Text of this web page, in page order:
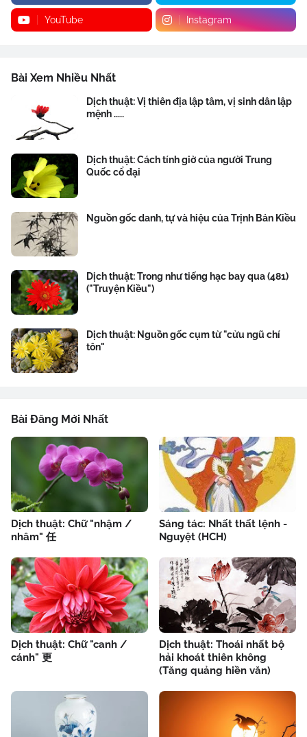
YouTube Instagram
Bài Xem Nhiều Nhất
Dịch thuật: Vị thiên địa lập tâm, vị sinh dân lập
mệnh .....
Dịch thuật: Cách tính giờ của người Trung
Quốc cổ đại
Nguồn gốc danh, tự và hiệu của Trịnh Bản Kiều
Dịch thuật: Trong như tiếng hạc bay qua (481)
("Truyện Kiều")
Dịch thuật: Nguồn gốc cụm từ "cửu ngũ chí
tôn"
Bài Đăng Mới Nhất
Dịch thuật: Chữ "nhậm /
nhâm" 任
Sáng tác: Nhất thất lệnh -
Nguyệt (HCH)
Dịch thuật: Chữ "canh /
cánh" 更
Dịch thuật: Thoái nhất bộ
hải khoát thiên không
(Tăng quảng hiền văn)